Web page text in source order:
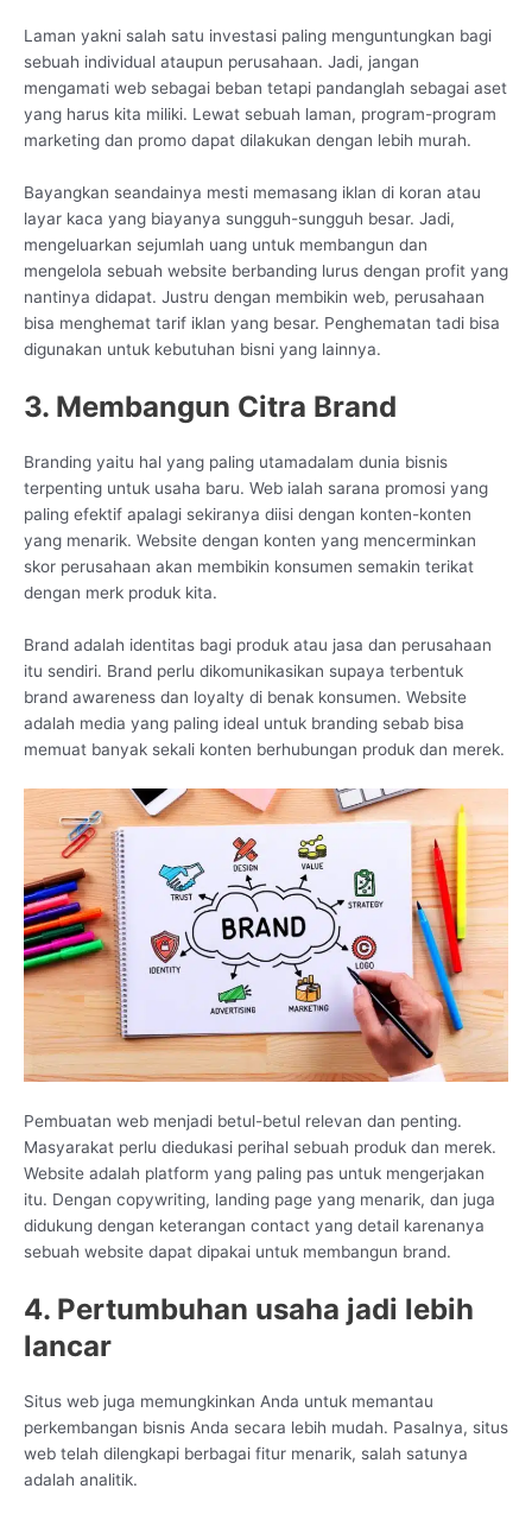
Laman yakni salah satu investasi paling menguntungkan bagi
sebuah individual ataupun perusahaan. Jadi, jangan
mengamati web sebagai beban tetapi pandanglah sebagai aset
yang harus kita miliki. Lewat sebuah laman, program-program
marketing dan promo dapat dilakukan dengan lebih murah.
Bayangkan seandainya mesti memasang iklan di koran atau
layar kaca yang biayanya sungguh-sungguh besar. Jadi,
mengeluarkan sejumlah uang untuk membangun dan
mengelola sebuah website berbanding lurus dengan profit yang
nantinya didapat. Justru dengan membikin web, perusahaan
bisa menghemat tarif iklan yang besar. Penghematan tadi bisa
digunakan untuk kebutuhan bisni yang lainnya.
3. Membangun Citra Brand
Branding yaitu hal yang paling utamadalam dunia bisnis
terpenting untuk usaha baru. Web ialah sarana promosi yang
paling efektif apalagi sekiranya diisi dengan konten-konten
yang menarik. Website dengan konten yang mencerminkan
skor perusahaan akan membikin konsumen semakin terikat
dengan merk produk kita.
Brand adalah identitas bagi produk atau jasa dan perusahaan
itu sendiri. Brand perlu dikomunikasikan supaya terbentuk
brand awareness dan loyalty di benak konsumen. Website
adalah media yang paling ideal untuk branding sebab bisa
memuat banyak sekali konten berhubungan produk dan merek.
Pembuatan web menjadi betul-betul relevan dan penting.
Masyarakat perlu diedukasi perihal sebuah produk dan merek.
Website adalah platform yang paling pas untuk mengerjakan
itu. Dengan copywriting, landing page yang menarik, dan juga
didukung dengan keterangan contact yang detail karenanya
sebuah website dapat dipakai untuk membangun brand.
4. Pertumbuhan usaha jadi lebih
lancar
Situs web juga memungkinkan Anda untuk memantau
perkembangan bisnis Anda secara lebih mudah. Pasalnya, situs
web telah dilengkapi berbagai fitur menarik, salah satunya
adalah analitik.